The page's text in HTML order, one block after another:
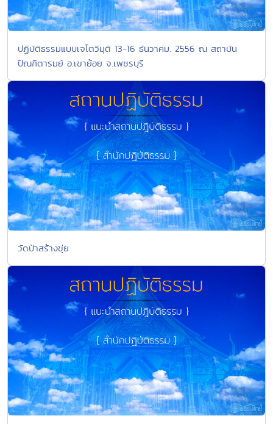
ปฏิบัติธรรมแบบเจโตวิมุติ 13-16 ธันวาคม. 2556 ณ สถาบัน
ปัณฑิตารมย์ อ.เขาย้อย จ.เพชรบุรี
วัดป่าสร้างขุ่ย